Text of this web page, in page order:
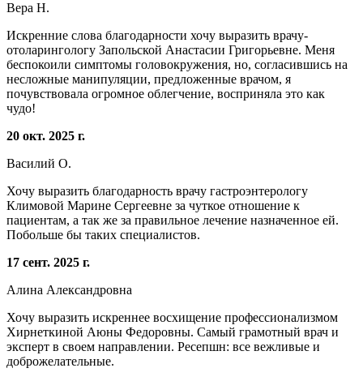
Вера Н.
Искренние слова благодарности хочу выразить врачу-
отоларингологу Запольской Анастасии Григорьевне. Меня
беспокоили симптомы головокружения, но, согласившись на
несложные манипуляции, предложенные врачом, я
почувствовала огромное облегчение, восприняла это как
чудо!
20 окт. 2025 г.
Василий О.
Хочу выразить благодарность врачу гастроэнтерологу
Климовой Марине Сергеевне за чуткое отношение к
пациентам, а так же за правильное лечение назначенное ей.
Побольше бы таких специалистов.
17 сент. 2025 г.
Алина Александровна
Хочу выразить искреннее восхищение профессионализмом
Хирнеткиной Аюны Федоровны. Самый грамотный врач и
эксперт в своем направлении. Ресепшн: все вежливые и
доброжелательные.